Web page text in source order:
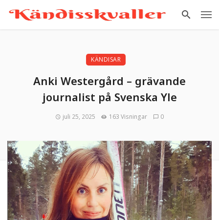
KÄNDISAR
Anki Westergård – grävande
journalist på Svenska Yle
juli 25, 2025 163 Visningar 0